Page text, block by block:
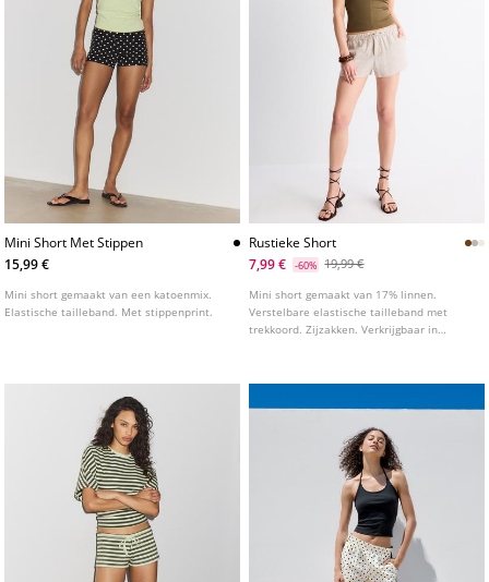
Mini Short Met Stippen
15,99 €
Mini short gemaakt van een katoenmix.
Elastische tailleband. Met stippenprint.
Rustieke Short
7,99 €
-60% 19,99 €
Mini short gemaakt van 17% linnen.
Verstelbare elastische tailleband met
trekkoord. Zijzakken. Verkrijgbaar in